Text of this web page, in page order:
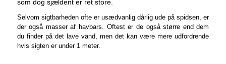
som dog sjældent er ret store.
Selvom sigtbarheden ofte er usædvanlig dårlig ude på spidsen, er
der også masser af havbars. Oftest er de også større end dem
du finder på det lave vand, men det kan være mere udfordrende
hvis sigten er under 1 meter.